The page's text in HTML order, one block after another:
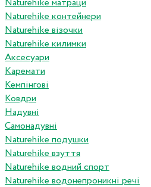
Naturehike матраци
Naturehike контейнери
Naturehike візочки
Naturehike килимки
Аксесуари
Каремати
Кемпінгові
Ковдри
Надувні
Самонадувні
Naturehike подушки
Naturehike взуття
Naturehike водний спорт
Naturehike водонепроникні речі